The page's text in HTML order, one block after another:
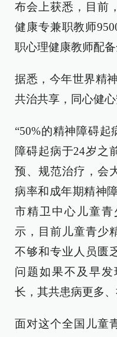
布会上获悉，目前
健康专兼职教师
职心理健康教师配备
据悉，今年世界精
共治共享，同心健心
“50%的精神障碍起
障碍起病于24岁之
预、规范治疗，会
病率和成年期精神
市精卫中心儿童
示，目前儿童青少
不够和专业人员匮
问题如果不及早
长，其共患病更多
面对这个全国儿童